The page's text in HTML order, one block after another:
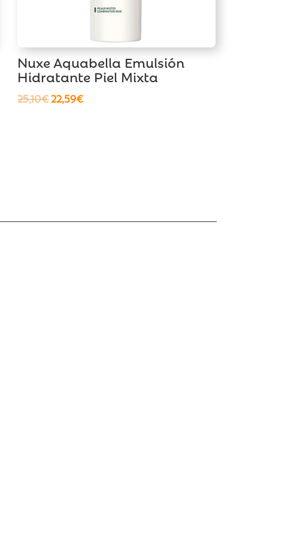
Nuxe Aquabella Emulsión
Hidratante Piel Mixta
25,10€El
22,59€El